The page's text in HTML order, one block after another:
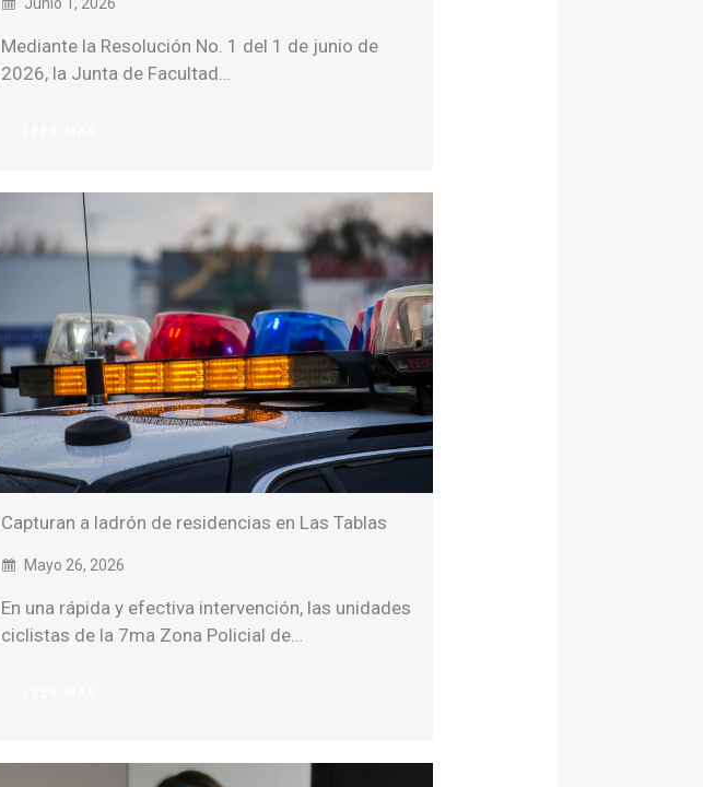
Mediante la Resolución No. 1 del 1 de junio de
2026, la Junta de Facultad…
Capturan a ladrón de residencias en Las Tablas
Mayo 26, 2026
En una rápida y efectiva intervención, las unidades
ciclistas de la 7ma Zona Policial de…